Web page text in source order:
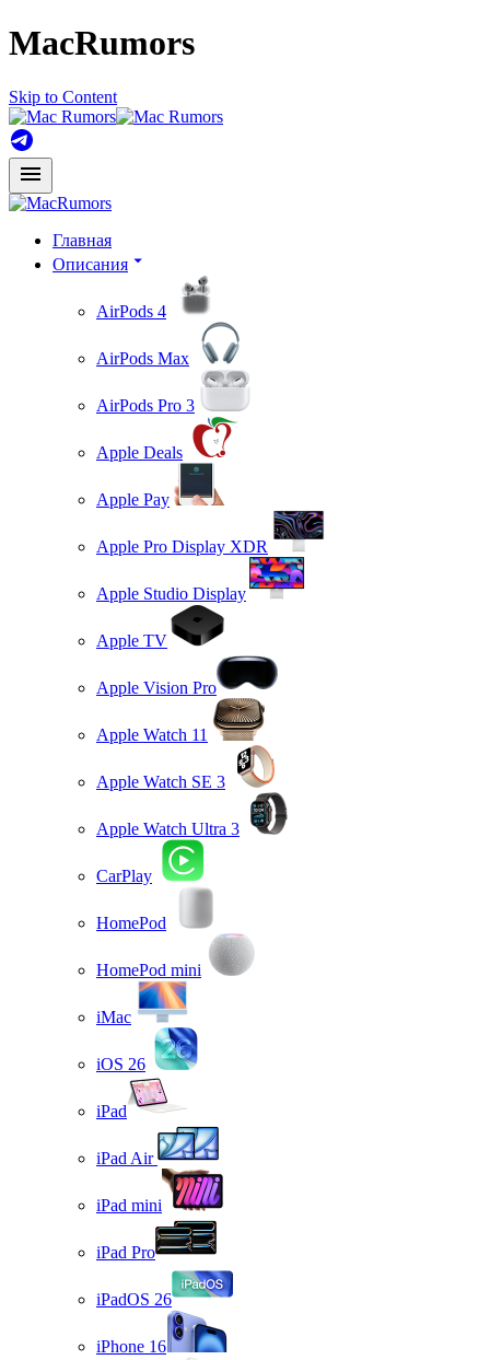
MacRumors
Skip to Content
Главная
Описания
AirPods 4
AirPods Max
AirPods Pro 3
Apple Deals
Apple Pay
Apple Pro Display XDR
Apple Studio Display
Apple TV
Apple Vision Pro
Apple Watch 11
Apple Watch SE 3
Apple Watch Ultra 3
CarPlay
HomePod
HomePod mini
iMac
iOS 26
iPad
iPad Air
iPad mini
iPad Pro
iPadOS 26
iPhone 16